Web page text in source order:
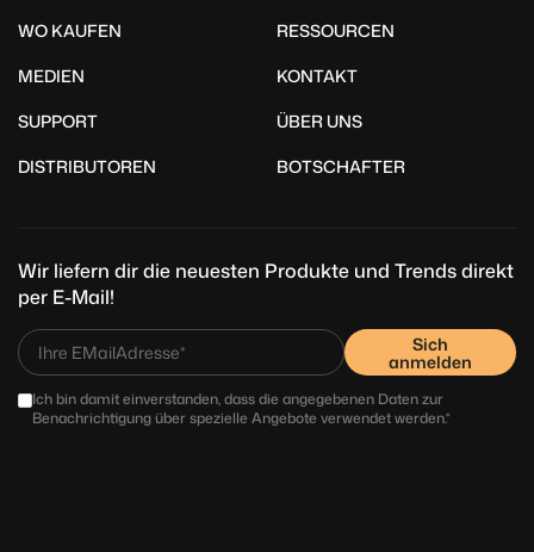
WO KAUFEN
RESSOURCEN
MEDIEN
KONTAKT
SUPPORT
ÜBER UNS
DISTRIBUTOREN
BOTSCHAFTER
Wir liefern dir die neuesten Produkte und Trends direkt
per E-Mail!
Sich
anmelden
Ich bin damit einverstanden, dass die angegebenen Daten zur
Benachrichtigung über spezielle Angebote verwendet werden.*